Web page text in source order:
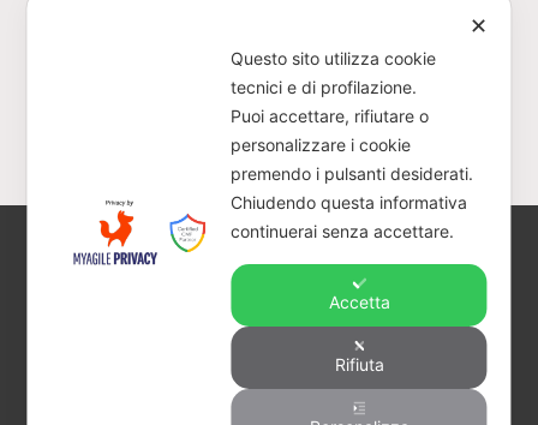
AGER – Agenzia Territoriale della Regione Puglia
per il servizio di gestione dei rifiuti – Via Delle
Magnolie 6/8, 70026 Z.I. Modugno (BA)
CF 93473040728 – PEC:
protocollo@pec.ager.puglia.it – TEL: 0805407750
Visitatori totali:
✕
Questo sito utilizza cookie
tecnici e di profilazione.
Puoi accettare, rifiutare o
personalizzare i cookie
premendo i pulsanti desiderati.
Chiudendo questa informativa
continuerai senza accettare.
Accetta
Rifiuta